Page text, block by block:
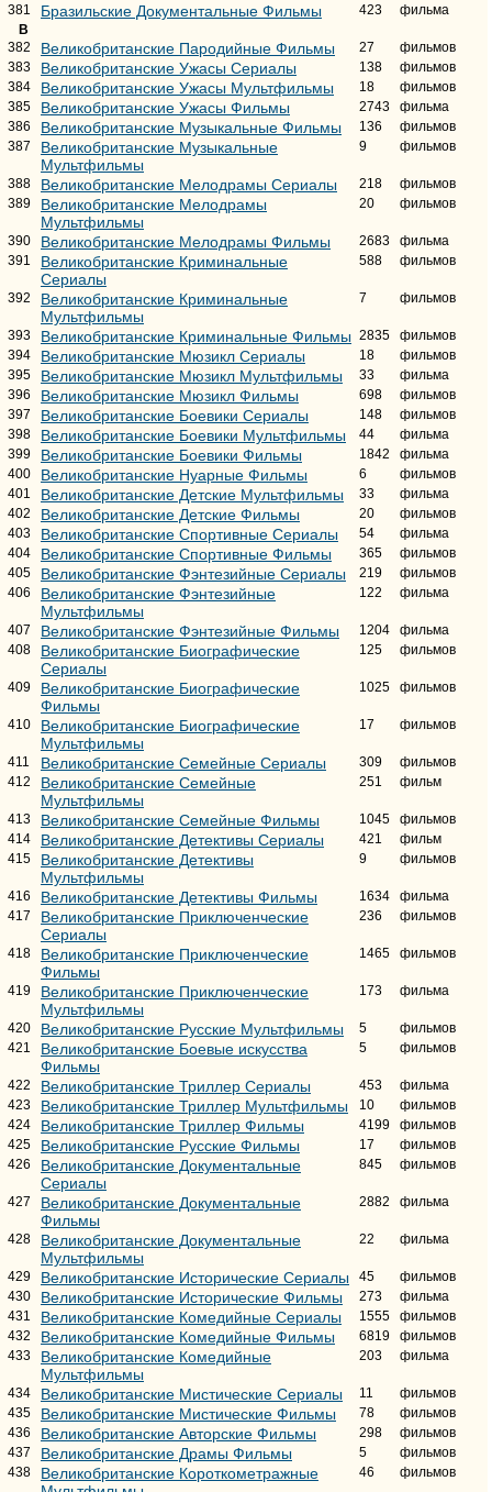
381 Бразильские Документальные Фильмы 423
фильма
В
382
Великобританские Пародийные Фильмы 27
фильмов
383
Великобританские Ужасы Сериалы 138
фильмов
384
Великобританские Ужасы Мультфильмы 18
фильмов
385
Великобританские Ужасы Фильмы 2743
фильма
386
Великобританские Музыкальные Фильмы 136
фильмов
387
Великобританские Музыкальные
Мультфильмы
9 фильмов
388 Великобританские Мелодрамы Сериалы 218
фильмов
389
Великобританские Мелодрамы
Мультфильмы
20 фильмов
390 Великобританские Мелодрамы Фильмы 2683
фильма
391
Великобританские Криминальные
Сериалы
588 фильмов
392
Великобританские Криминальные
Мультфильмы
7 фильмов
393 Великобританские Криминальные Фильмы 2835
фильмов
394
Великобританские Мюзикл Сериалы 18
фильмов
395
Великобританские Мюзикл Мультфильмы 33
фильма
396
Великобританские Мюзикл Фильмы 698
фильмов
397
Великобританские Боевики Сериалы 148
фильмов
398
Великобританские Боевики Мультфильмы 44
фильма
399
Великобританские Боевики Фильмы 1842
фильма
400
Великобританские Нуарные Фильмы 6
фильмов
401
Великобританские Детские Мультфильмы 33
фильма
402
Великобританские Детские Фильмы 20
фильмов
403
Великобританские Спортивные Сериалы 54
фильма
404
Великобританские Спортивные Фильмы 365
фильмов
405
Великобританские Фэнтезийные Сериалы 219
фильмов
406
Великобританские Фэнтезийные
Мультфильмы
122 фильма
407 Великобританские Фэнтезийные Фильмы 1204
фильма
408
Великобританские Биографические
Сериалы
125 фильмов
409
Великобританские Биографические
Фильмы
1025 фильмов
410
Великобританские Биографические
Мультфильмы
17 фильмов
411 Великобританские Семейные Сериалы 309
фильмов
412
Великобританские Семейные
Мультфильмы
251 фильм
413 Великобританские Семейные Фильмы 1045
фильмов
414
Великобританские Детективы Сериалы 421
фильм
415
Великобританские Детективы
Мультфильмы
9 фильмов
416 Великобританские Детективы Фильмы 1634
фильма
417
Великобританские Приключенческие
Сериалы
236 фильмов
418
Великобританские Приключенческие
Фильмы
1465 фильмов
419
Великобританские Приключенческие
Мультфильмы
173 фильма
420 Великобританские Русские Мультфильмы 5
фильмов
421
Великобританские Боевые искусства
Фильмы
5 фильмов
422 Великобританские Триллер Сериалы 453
фильма
423
Великобританские Триллер Мультфильмы 10
фильмов
424
Великобританские Триллер Фильмы 4199
фильмов
425
Великобританские Русские Фильмы 17
фильмов
426
Великобританские Документальные
Сериалы
845 фильмов
427
Великобританские Документальные
Фильмы
2882 фильма
428
Великобританские Документальные
Мультфильмы
22 фильма
429 Великобританские Исторические Сериалы 45
фильмов
430
Великобританские Исторические Фильмы 273
фильма
431
Великобританские Комедийные Сериалы 1555
фильмов
432
Великобританские Комедийные Фильмы 6819
фильмов
433
Великобританские Комедийные
Мультфильмы
203 фильма
434 Великобританские Мистические Сериалы 11
фильмов
435
Великобританские Мистические Фильмы 78
фильмов
436
Великобританские Авторские Фильмы 298
фильмов
437
Великобританские Драмы Фильмы 5
фильмов
438
Великобританские Короткометражные
46 фильмов